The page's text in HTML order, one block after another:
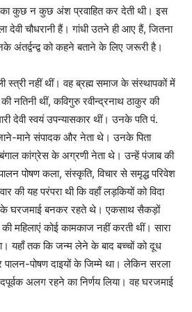
कुछ न कुछ अंश प्रवाहित कर देती थी। इस
देवी चौधरानी हैं। गांधी उतने ही आए हैं, जितना
अंतर्द्वन्द्व को कहने बताने के लिए जरूरी है।
स्त्री नहीं थीं। वह ब्रह्म समाज के संस्थापकों में
नतिनी थीं, कविगुरु रवीन्द्रनाथ ठाकुर की
देवी स्वयं उपन्यासकार थीं। उनके पति पं.
माने संपादक और नेता थे। उनके पिता
कांग्रेस के अग्रणी नेता थे। उन्हें पंजाब की
पोषण कला, संस्कृति, विचार से समृद्ध परिवेश
की यह परंपरा थी कि वहाँ लड़कियों को विदा
घरजमाई बनकर रहते थे। एकसाथ सैकड़ों
महिलाएं कोई कामकाज नहीं करती थीं। सारा
यहाँ तक कि जन्म लेने के बाद बच्चों को दूध
पालन-पोषण दाइयों के जिम्मे था। लेकिन सरला
अलग रहने का निर्णय लिया। वह घरजमाई